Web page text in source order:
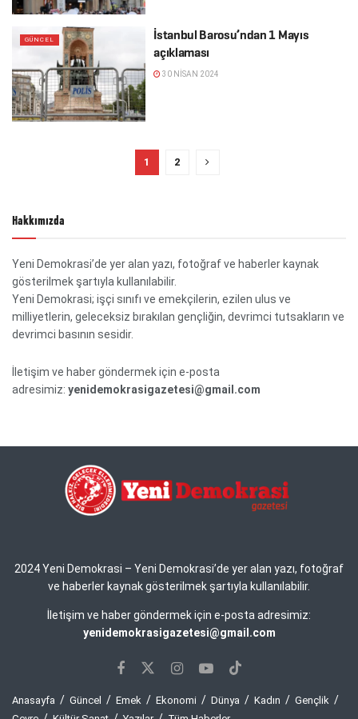
GÜNCEL
İstanbul Barosu’ndan 1 Mayıs
açıklaması
30 NISAN 2024
1 2
Hakkımızda
Yeni Demokrasi’de yer alan yazı, fotoğraf ve haberler kaynak
gösterilmek şartıyla kullanılabilir.
Yeni Demokrasi; işçi sınıfı ve emekçilerin, ezilen ulus ve
milliyetlerin, geleceksiz bırakılan gençliğin, devrimci tutsakların ve
devrimci basının sesidir.
İletişim ve haber göndermek için e-posta
adresimiz: yenidemokrasigazetesi@gmail.com
2024 Yeni Demokrasi – Yeni Demokrasi’de yer alan yazı, fotoğraf
ve haberler kaynak gösterilmek şartıyla kullanılabilir.
İletişim ve haber göndermek için e-posta adresimiz:
yenidemokrasigazetesi@gmail.com
Anasayfa Güncel Emek Ekonomi Dünya Kadın
Gençlik